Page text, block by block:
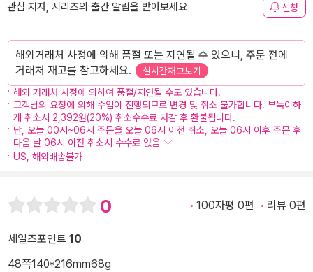
관심 저자, 시리즈의 출간 알림을 받아보세요 신청
해외거래처 사정에 의해 품절 또는 지연될 수 있으니, 주문 전에
거래처 재고를 참고하세요.
실시간재고보기
해외 거래처 사정에 의하여 품절/지연될 수도 있습니다.
고객님의 요청에 의해 수입이 진행되므로 변경 및 취소 불가합니다. 부득이하
게 취소시 2,392원(20%) 취소수수료 차감 후 환불됩니다.
단, 오늘 00시~06시 주문을 오늘 06시 이전 취소, 오늘 06시 이후 주문 후
다음 날 06시 이전 취소시 수수료 없음
US, 해외배송불가
0 100자평 0편 리뷰 0편
세일즈포인트 10
48쪽140*216mm68g